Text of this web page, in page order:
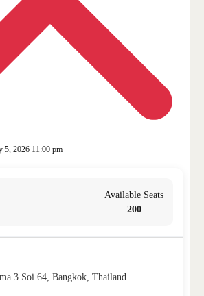
5, 2026 11:00 pm
Available Seats
200
3 Soi 64, Bangkok, Thailand